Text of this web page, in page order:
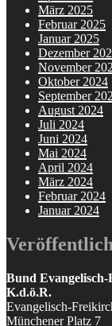
März 2025
Februar 2025
Januar 2025
Dezember
November
Oktober 2024
September
August 2024
Juli 2024
Juni 2024
Mai 2024
April 2024
März 2024
Februar 2024
Januar 2024
Bund
K.d.ö.R.
Evangelisch-
Münchener Platz 7